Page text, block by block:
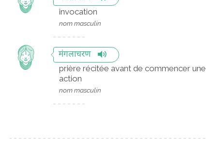
invocation
nom masculin
मंगलाचरण
prière récitée avant de commencer une
action
nom masculin